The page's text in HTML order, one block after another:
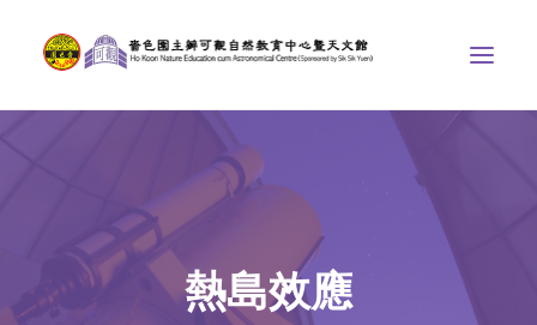
博物天地
熱島效應